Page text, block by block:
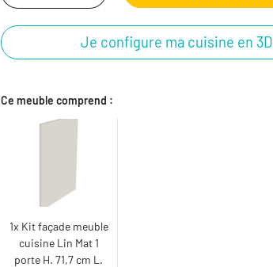
Je configure ma cuisine en 3D
Ce meuble comprend :
1x Kit façade meuble
cuisine Lin Mat 1
porte H. 71,7 cm L.